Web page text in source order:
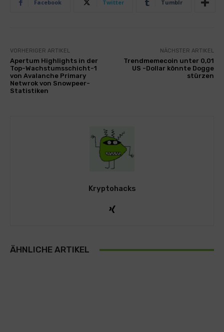
Facebook Twitter Tumblr
VORHERIGER ARTIKEL
Apertum Highlights in der
Top-Wachstumsschicht-1
von Avalanche Primary
Netwrok von Snowpeer-
Statistiken
NÄCHSTER ARTIKEL
Trendmemecoin unter 0,01
US -Dollar könnte Dogge
stürzen
Kryptohacks
ÄHNLICHE ARTIKEL